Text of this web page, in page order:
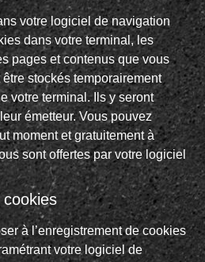
votre logiciel de navigation
dans votre terminal, les
pages et contenus que vous
stockés temporairement
votre terminal. Ils y seront
émetteur. Vous pouvez
moment et gratuitement à
sont offertes par votre logiciel
à l’enregistrement de cookies
votre logiciel de